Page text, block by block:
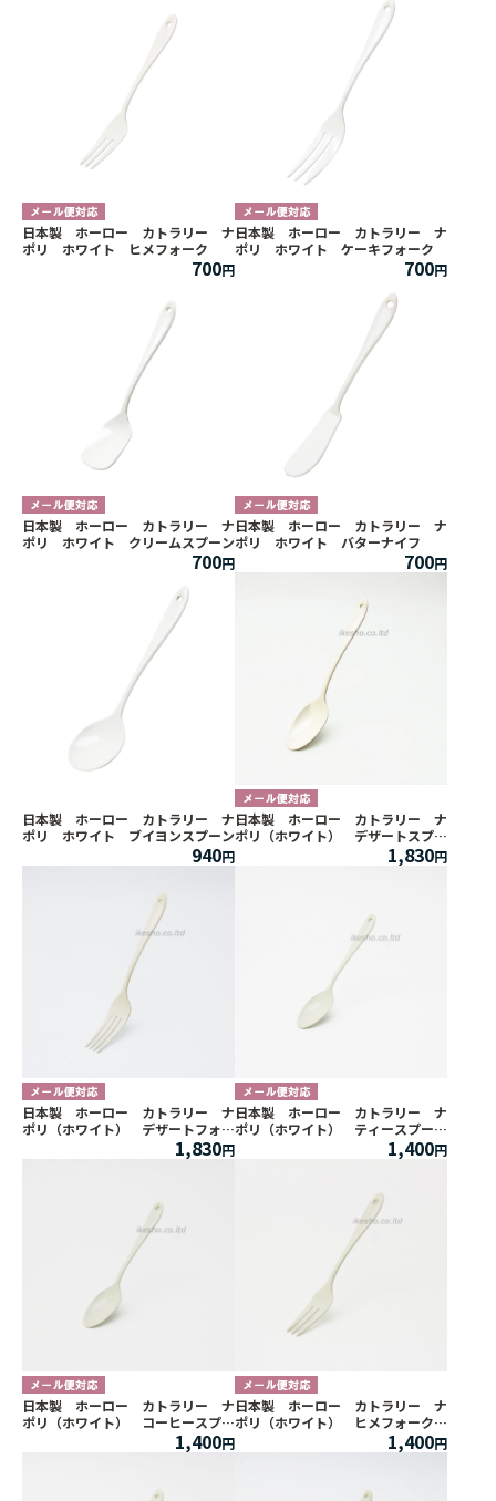
日本製 ホーロー カトラリー ナ
ポリ ホワイト ヒメフォーク
700
日本製 ホーロー カトラリー ナ
ポリ ホワイト ケーキフォーク
700
日本製 ホーロー カトラリー ナ
ポリ ホワイト クリームスプーン
700
日本製 ホーロー カトラリー ナ
ポリ ホワイト バターナイフ
700
日本製 ホーロー カトラリー ナ
ポリ ホワイト ブイヨンスプーン
940
日本製 ホーロー カトラリー ナ
ポリ（ホワイト） デザートスプー
1,830
日本製 ホーロー カトラリー ナ
ポリ（ホワイト） デザートフォー
1,830
日本製 ホーロー カトラリー ナ
ポリ（ホワイト） ティースプー
1,400
日本製 ホーロー カトラリー ナ
ポリ（ホワイト） コーヒースプー
1,400
日本製 ホーロー カトラリー ナ
ポリ（ホワイト） ヒメフォーク
1,400